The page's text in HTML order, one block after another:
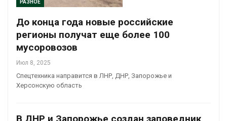
РАЗНОЕ
До конца года новые российские
регионы получат еще более 100
мусоровозов
Июл 8, 2025
Спецтехника направится в ЛНР, ДНР, Запорожье и
Херсонскую область